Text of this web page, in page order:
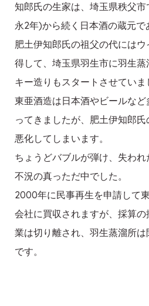
知郎氏の生家は、埼玉県秩父
永2年)から続く日本酒の蔵元で
肥土伊知郎氏の祖父の代には
得して、埼玉県羽生市に羽生
キー造りもスタートさせていま
東亜酒造は日本酒やビールな
ってきましたが、肥土伊知郎
悪化してしまいます。
ちょうどバブルが弾け、失わ
不況の真っただ中でした。
2000年に民事再生を申請して
会社に買収されますが、採算
業は切り離され、羽生蒸溜所
です。